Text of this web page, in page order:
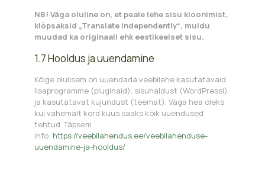
NB! Väga oluline on, et peale lehe sisu kloonimist,
klõpsaksid „Translate independently“, muidu
muudad ka originaali ehk eestikeelset sisu.
1.7 Hooldus ja uuendamine
Kõige olulisem on uuendada veebilehe kasutatavaid
lisaprogramme (pluginaid), sisuhaldust (WordPressi)
ja kasutatavat kujundust (teemat). Väga hea oleks
kui vähemalt kord kuus saaks kõik uuendused
tehtud. Täpsem
info: https://veebilahendus.ee/veebilahenduse-
uuendamine-ja-hooldus/